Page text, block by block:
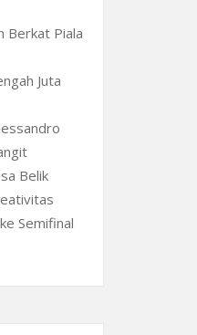
Berkat Piala
Juta
Belik
Semifinal